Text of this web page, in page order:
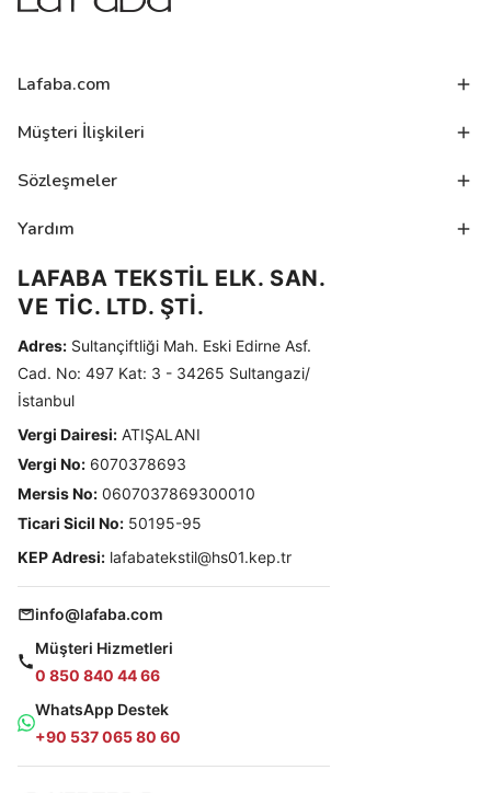
Lafaba.com
Müşteri İlişkileri
Sözleşmeler
Yardım
LAFABA TEKSTİL ELK. SAN.
VE TİC. LTD. ŞTİ.
Adres: Sultançiftliği Mah. Eski Edirne Asf.
Cad. No: 497 Kat: 3 - 34265 Sultangazi/
İstanbul
Vergi Dairesi: ATIŞALANI
Vergi No: 6070378693
Mersis No: 0607037869300010
Ticari Sicil No: 50195-95
KEP Adresi: lafabatekstil@hs01.kep.tr
info@lafaba.com
Müşteri Hizmetleri
0 850 840 44 66
WhatsApp Destek
+90 537 065 80 60